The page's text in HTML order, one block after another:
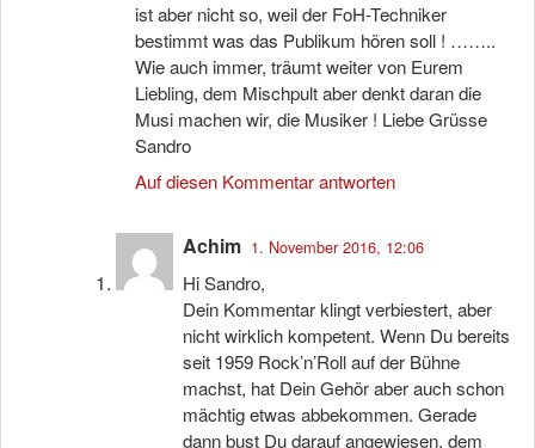
ist aber nicht so, weil der FoH-Techniker
bestimmt was das Publikum hören soll ! ……..
Wie auch immer, träumt weiter von Eurem
Liebling, dem Mischpult aber denkt daran die
Musi machen wir, die Musiker ! Liebe Grüsse
Sandro
Auf diesen Kommentar antworten
Achim 1. November 2016, 12:06
Hi Sandro,
Dein Kommentar klingt verbiestert, aber
nicht wirklich kompetent. Wenn Du bereits
seit 1959 Rock’n’Roll auf der Bühne
machst, hat Dein Gehör aber auch schon
mächtig etwas abbekommen. Gerade
dann bust Du darauf angewiesen, dem